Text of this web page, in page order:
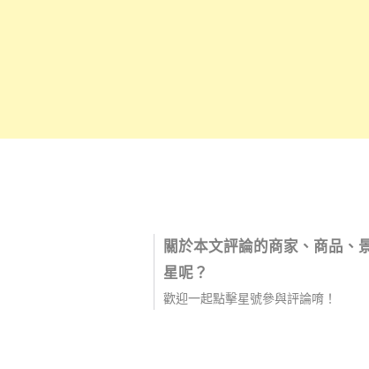
關於本文評論的商家、商品、
星呢？
歡迎一起點擊星號參與評論唷！